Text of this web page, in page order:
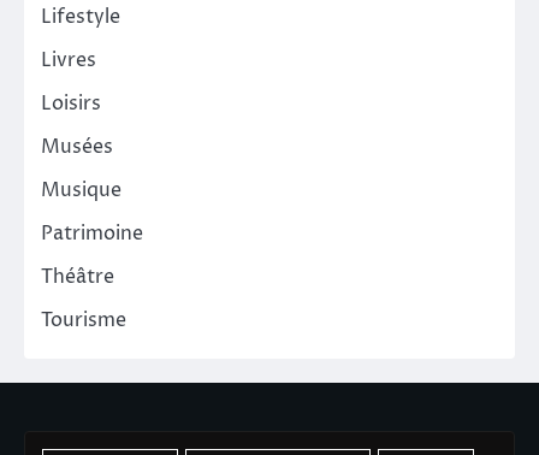
Lifestyle
Livres
Loisirs
Musées
Musique
Patrimoine
Théâtre
Tourisme